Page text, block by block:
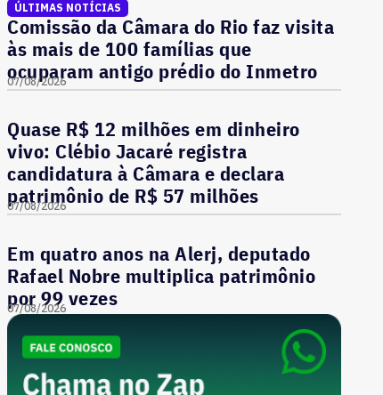
ÚLTIMAS NOTÍCIAS
Comissão da Câmara do Rio faz visita
às mais de 100 famílias que
ocuparam antigo prédio do Inmetro
07/08/2026
Quase R$ 12 milhões em dinheiro
vivo: Clébio Jacaré registra
candidatura à Câmara e declara
patrimônio de R$ 57 milhões
07/08/2026
Em quatro anos na Alerj, deputado
Rafael Nobre multiplica patrimônio
por 99 vezes
07/08/2026